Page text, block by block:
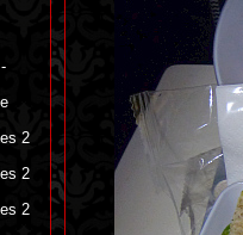
2
2
2